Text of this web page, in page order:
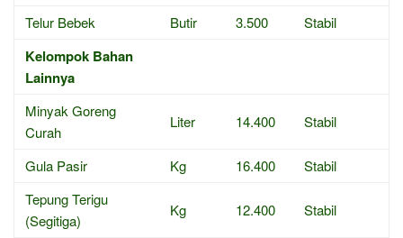
Telur Bebek
Butir 3.500 Stabil
Kelompok Bahan
Lainnya
Minyak Goreng
Curah
Liter 14.400 Stabil
Gula Pasir Kg 16.400
Stabil
Tepung Terigu
(Segitiga)
Kg 12.400 Stabil